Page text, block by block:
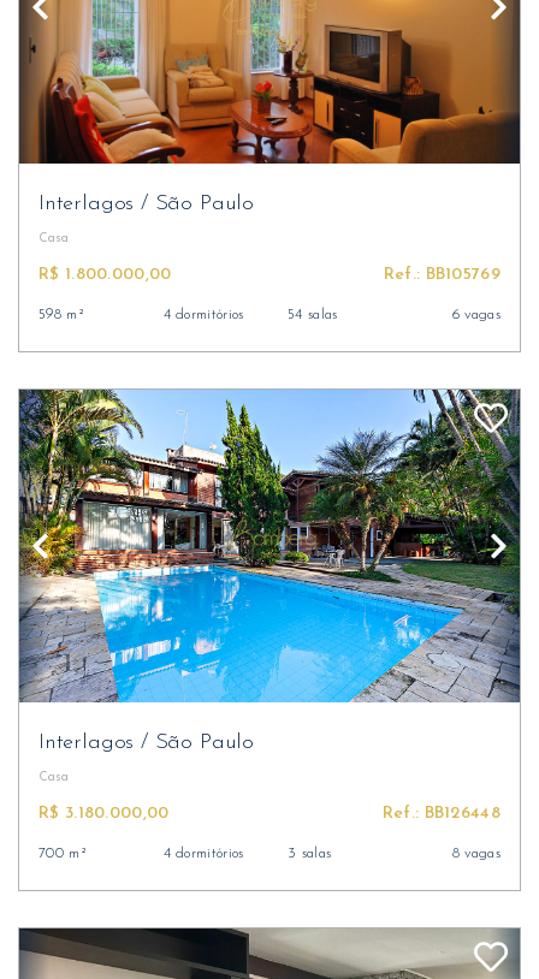
Interlagos/ São Paulo
Casa
R$ 1.800.000,00 Ref.: BB105769
598 m² 4 dormitórios 54 salas 6 vagas
Interlagos/ São Paulo
Casa
R$ 3.180.000,00 Ref.: BB126448
700 m² 4 dormitórios 3 salas 8 vagas